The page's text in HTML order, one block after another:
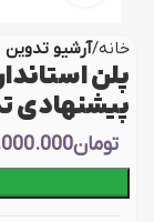
خانه آرشیو تدوین
پلن
پیشنهادی
تومان